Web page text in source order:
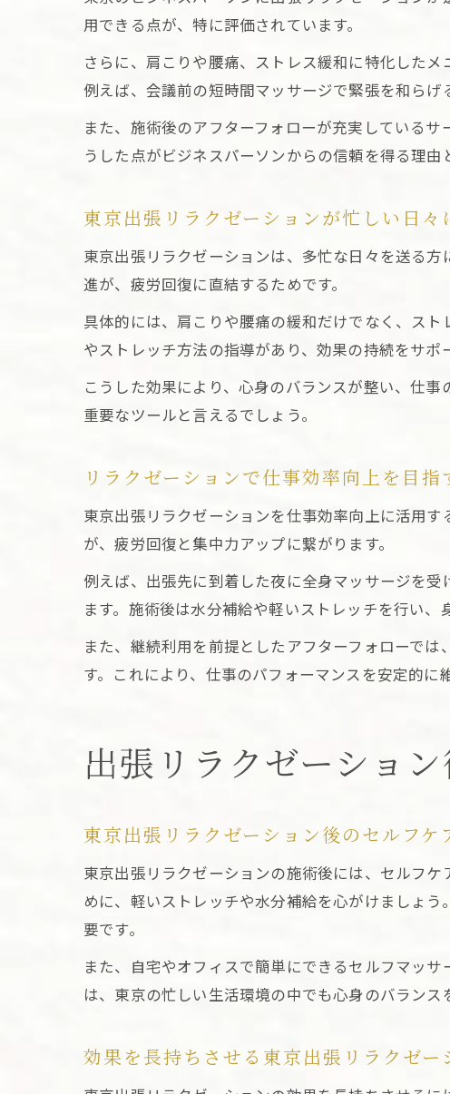
仕
東
東
ア
用できる点が、特に評価されています。
さらに、肩こりや腰痛、ストレス緩和に特化した
例えば、会議前の短時間マッサージで緊張を和らげ
また、施術後のアフターフォローが充実している
うした点がビジネスパーソンからの信頼を得る理由
東京出張リラクゼーションが忙しい日々
東京出張リラクゼーションは、多忙な日々を送る
進が、疲労回復に直結するためです。
具体的には、肩こりや腰痛の緩和だけでなく、ス
やストレッチ方法の指導があり、効果の持続をサポ
こうした効果により、心身のバランスが整い、仕
重要なツールと言えるでしょう。
リラクゼーションで仕事効率向上を目指
東京出張リラクゼーションを仕事効率向上に活用
が、疲労回復と集中力アップに繋がります。
例えば、出張先に到着した夜に全身マッサージを
ます。施術後は水分補給や軽いストレッチを行い、
また、継続利用を前提としたアフターフォローで
す。これにより、仕事のパフォーマンスを安定的に
出張リラクゼーショ
東京出張リラクゼーション後のセルフケ
東京出張リラクゼーションの施術後には、セルフ
めに、軽いストレッチや水分補給を心がけましょ
要です。
また、自宅やオフィスで簡単にできるセルフマッ
は、東京の忙しい生活環境の中でも心身のバラン
効果を長持ちさせる東京出張リラクゼー